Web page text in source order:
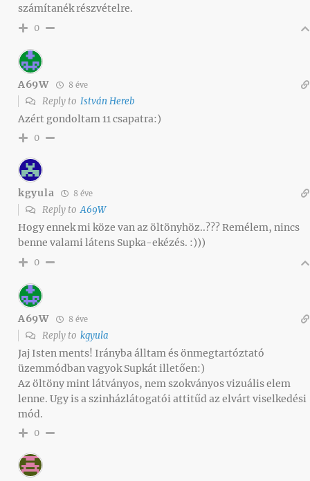
számítanék részvételre.
0
A69W 8 éve
Reply to István Hereb
Azért gondoltam 11 csapatra:)
0
kgyula 8 éve
Reply toA69W
Hogy ennek mi köze van az öltönyhöz..??? Remélem, nincs
benne valami látens Supka-ekézés. :)))
0
A69W 8 éve
Reply to kgyula
Jaj Isten ments! Irányba álltam és önmegtartóztató
üzemmódban vagyok Supkát illetően:)
Az öltöny mint látványos, nem szokványos vizuális elem
lenne. Ugy is a szinházlátogatói attitűd az elvárt viselkedési
mód.
0